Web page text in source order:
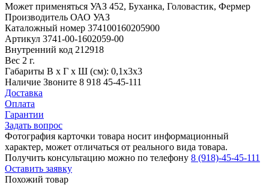
Может применяться УАЗ 452, Буханка, Головастик, Фермер
Производитель ОАО УАЗ
Каталожный номер 374100160205900
Артикул 3741-00-1602059-00
Внутренний код 212918
Вес 2 г.
Габариты В х Г х Ш (см): 0,1х3х3
Наличие Звоните 8 918 45-45-111
Доставка
Оплата
Гарантии
Задать вопрос
Фотография карточки товара носит информационный
характер, может отличаться от реального вида товара.
Получить консультацию можно по телефону 8 (918)-45-45-111
Оставить заявку
Похожий товар